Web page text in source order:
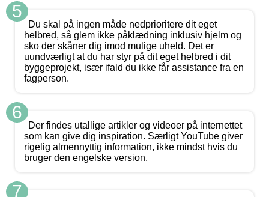
5
Du skal på ingen måde nedprioritere dit eget
helbred, så glem ikke påklædning inklusiv hjelm og
sko der skåner dig imod mulige uheld. Det er
uundværligt at du har styr på dit eget helbred i dit
byggeprojekt, især ifald du ikke får assistance fra en
fagperson.
6
Der findes utallige artikler og videoer på internettet
som kan give dig inspiration. Særligt YouTube giver
rigelig almennyttig information, ikke mindst hvis du
bruger den engelske version.
7